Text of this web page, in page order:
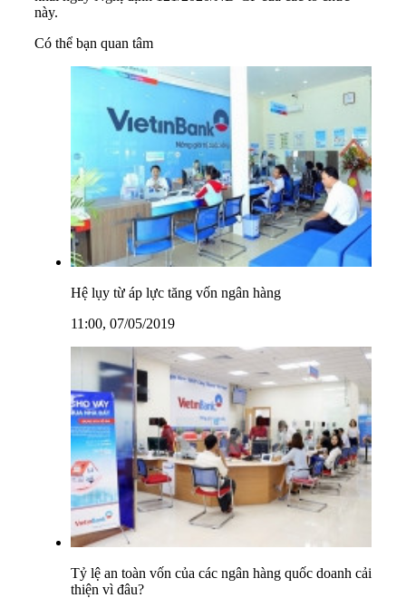
này.
Có thể bạn quan tâm
Hệ lụy từ áp lực tăng vốn ngân hàng
11:00, 07/05/2019
Tỷ lệ an toàn vốn của các ngân hàng quốc doanh cải
thiện vì đâu?